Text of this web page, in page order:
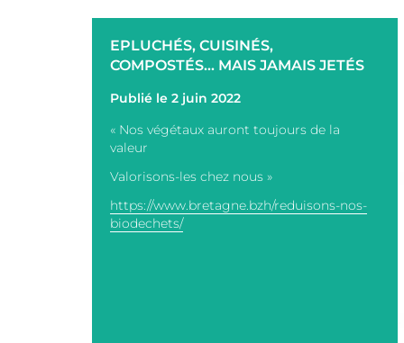
EPLUCHÉS, CUISINÉS,
COMPOSTÉS... MAIS JAMAIS JETÉS
Publié le 2 juin 2022
« Nos végétaux auront toujours de la
valeur
Valorisons-les chez nous »
https://www.bretagne.bzh/reduisons-nos-
biodechets/